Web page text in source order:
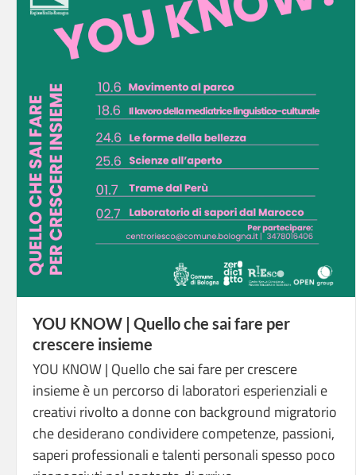
YOU KNOW | Quello che sai fare per
crescere insieme